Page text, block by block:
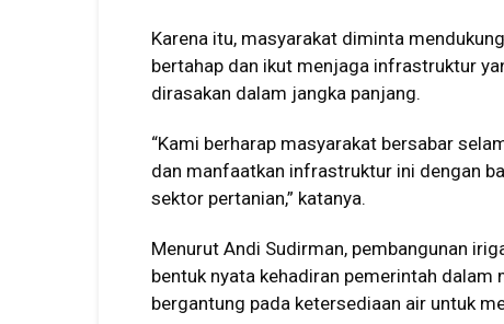
Karena itu, masyarakat diminta
bertahap dan ikut menjaga infrastruktur
dirasakan dalam jangka panjang.
“Kami berharap masyarakat bersabar
dan manfaatkan infrastruktur ini dengan
sektor pertanian,” katanya.
Menurut Andi Sudirman, pembangunan
bentuk nyata kehadiran pemerintah
bergantung pada ketersediaan air untuk